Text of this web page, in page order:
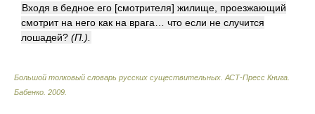
Входя в бедное его [смотрителя] жилище, проезжающий
смотрит на него как на врага… что если не случится
лошадей? (П.).
Большой толковый словарь русских существительных. АСТ-Пресс Книга
Бабенко 2009